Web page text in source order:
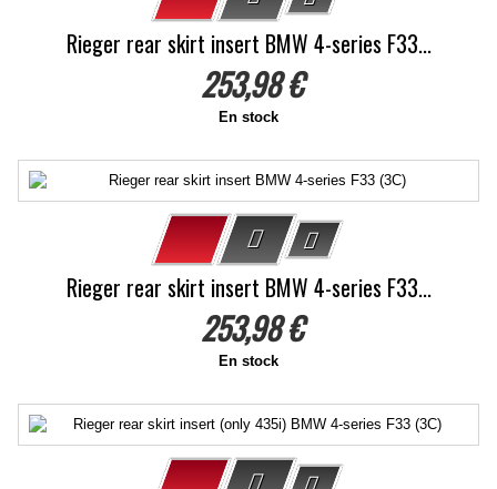
Rieger rear skirt insert BMW 4-series F33...
253,98 €
En stock
Rieger rear skirt insert BMW 4-series F33...
253,98 €
En stock